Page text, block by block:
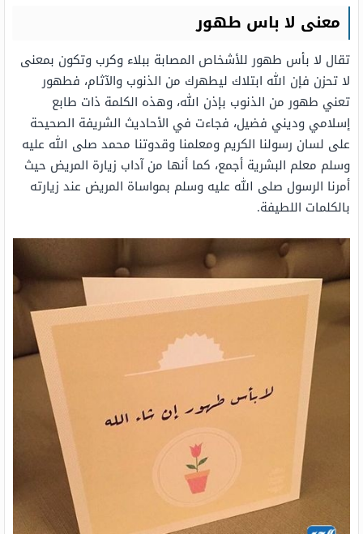
معنى لا باس طهور
تقال لا بأس طهور للأشخاص المصابة ببلاء وكرب وتكون بمعنى
لا تحزن فإن الله ابتلاك ليطهرك من الذنوب والآثام، فطهور
تعني طهور من الذنوب بإذن الله، وهذه الكلمة ذات طابع
إسلامي وديني فضيل، فجاءت في الأحاديث الشريفة الصحيحة
على لسان رسولنا الكريم ومعلمنا وقدوتنا محمد صلى الله عليه
وسلم معلم البشرية أجمع، كما أنها من آداب زيارة المريض حيث
أمرنا الرسول صلى الله عليه وسلم بمواساة المريض عند زيارته
بالكلمات اللطيفة.